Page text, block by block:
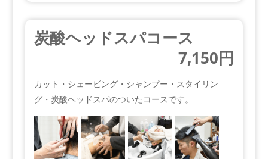
炭酸ヘッドスパコース
7,150円
カット・シェービング・シャンプー・スタイリン
グ・炭酸ヘッドスパのついたコースです。